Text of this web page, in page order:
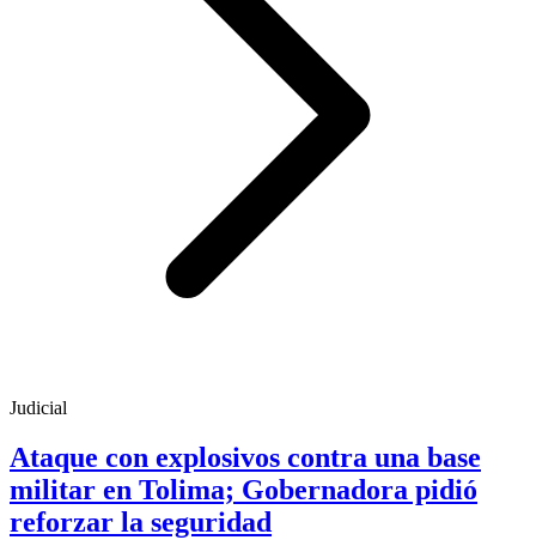
Judicial
Ataque con explosivos contra una base
militar en Tolima; Gobernadora pidió
reforzar la seguridad